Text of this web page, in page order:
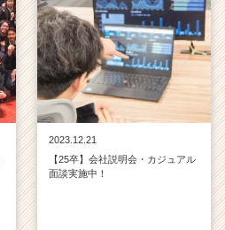
2023.12.21
【25卒】会社説明会・カジュアル
面談実施中！